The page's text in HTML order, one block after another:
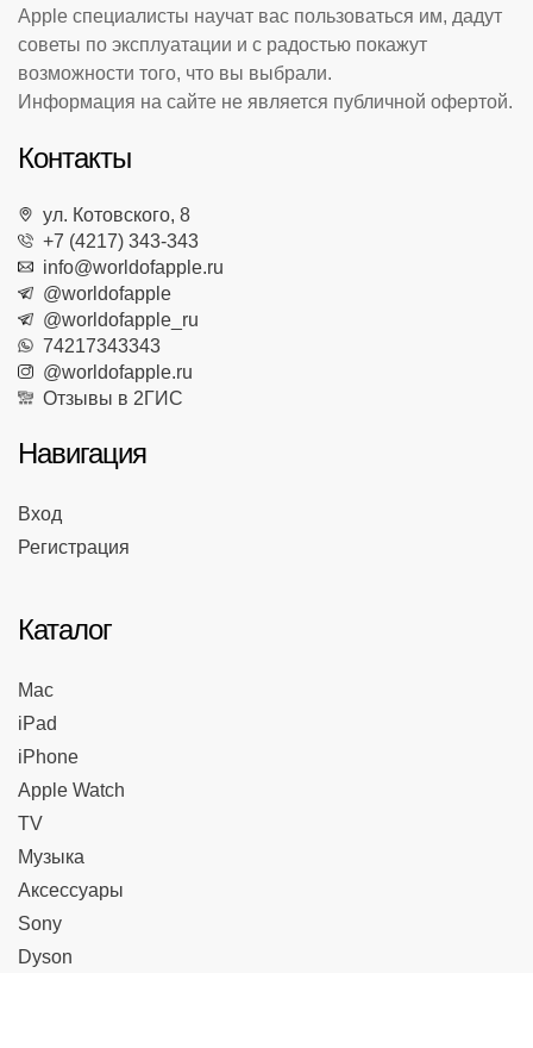
Apple специалисты научат вас пользоваться им, дадут
советы по эксплуатации и с радостью покажут
возможности того, что вы выбрали.
Информация на сайте не является публичной офертой.
Контакты
ул. Котовского, 8
+7 (4217) 343-343
info@worldofapple.ru
@worldofapple
@worldofapple_ru
74217343343
@worldofapple.ru
Отзывы в 2ГИС
Навигация
Вход
Регистрация
Каталог
Mac
iPad
iPhone
Apple Watch
TV
Музыка
Аксессуары
Sony
Dyson